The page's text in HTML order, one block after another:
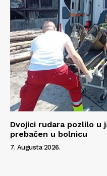
Dvojici rudara pozlilo u
prebačen u bolnicu
7. Augusta 2026.